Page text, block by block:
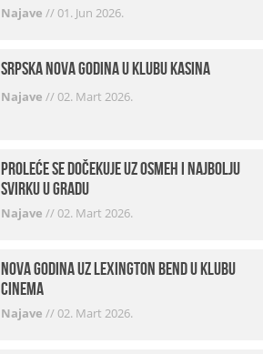
Najave //01. Jun 2026.
Srpska Nova godina u klubu Kasina
Najave //02. Mart 2026.
Proleće se dočekuje uz osmeh i najbolju
svirku u gradu
Najave //02. Mart 2026.
Nova godina uz Lexington bend u klubu
Cinema
Najave //02. Mart 2026.